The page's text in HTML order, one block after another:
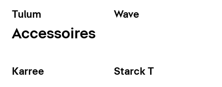
Tulum Wave
Accessoires
Karree Starck T